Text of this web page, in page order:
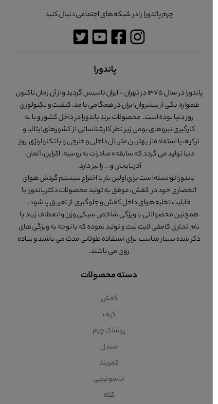
چرم پاندورا را در شبکه های اجتماعی دنبال کنید
پاندورا
پاندورا در سال 1375 در تهران - ایران تاسیس گردید و از آن زمان تاکنون
همواره یکی از پیشروان ایران در همگامی با مد، کیفیت و تکنولوژی
روز دنیا بوده است. محصولات برند پاندورا در داخل کشور و با به
کارگیری نیروهای بومی زیر نظر کارشناسانی از کشورهای ایتالیا و
ترکیه، با استفاده از بهترین متریال داخلی و خارجی و با تکنولوژی روز
دنیا تولید می گردد که سابقهء صادرات به روسیه، اکراین، آلمان،
آذربایجان و... را نیز دارد.
پاندورا توانسته است برای اولین بار با اختراع سیستم گردش هوای
انحصاری خود در کفش، موفق به تولید محصولات دکترپاندورا با
قابلیت تخلیه هوای داخل کفش و جلوگیری از تعریق پا شود.
همچنین محصولاتی با ویژگی شاخص سبکی وزن و انعطاف زیاد با
نام تجاری کامفی لایت ثبت و تولید نموده که با توجه به ویژگی های
ذکر شده بسیار مناسب برای استفاده طولانی مدت می باشند و پیاده
روی می باشند.
دسته محصولات
کفش
کیف
پوشاک چرم
صندل
کمربند
جاسوئیچی
کلاه